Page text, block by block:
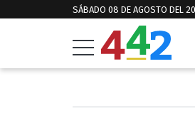
SÁBADO 08 DE AGOSTO DEL